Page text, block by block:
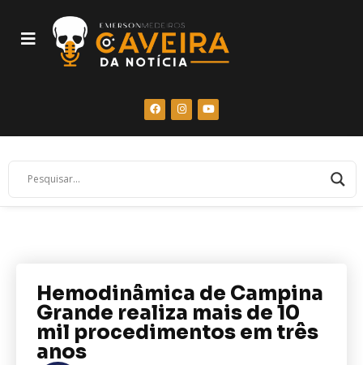
Hemodinâmica de Campina
Grande realiza mais de 10
mil procedimentos em três
anos